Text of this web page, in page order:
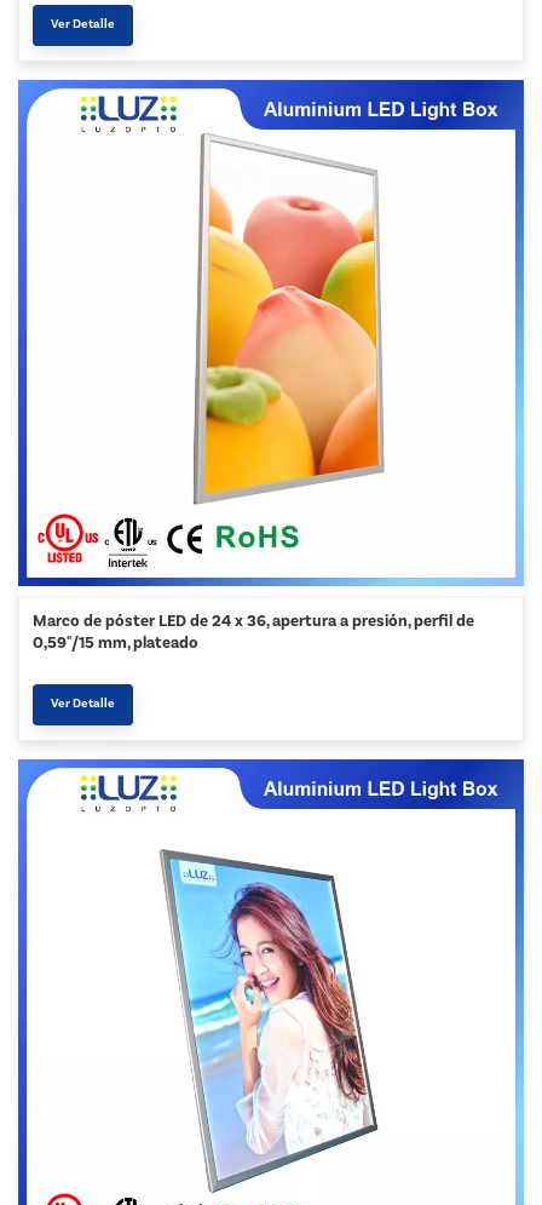
Ver Detalle
Marco de póster LED de 24 x 36, apertura a presión, perfil de
0,59"/15 mm, plateado
Ver Detalle